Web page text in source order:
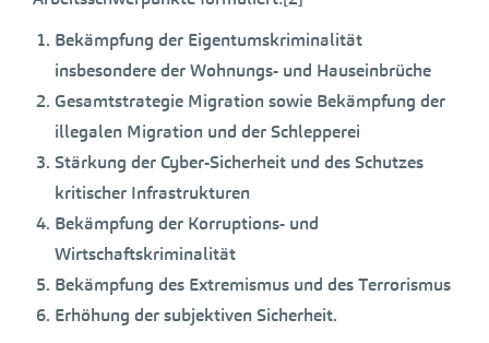
Bekämpfung der Eigentumskriminalität
insbesondere der Wohnungs- und Hauseinbrüche
Gesamtstrategie Migration sowie Bekämpfung der
illegalen Migration und der Schlepperei
Stärkung der Cyber-Sicherheit und des Schutzes
kritischer Infrastrukturen
Bekämpfung der Korruptions- und
Wirtschaftskriminalität
Bekämpfung des Extremismus und des Terrorismus
Erhöhung der subjektiven Sicherheit.